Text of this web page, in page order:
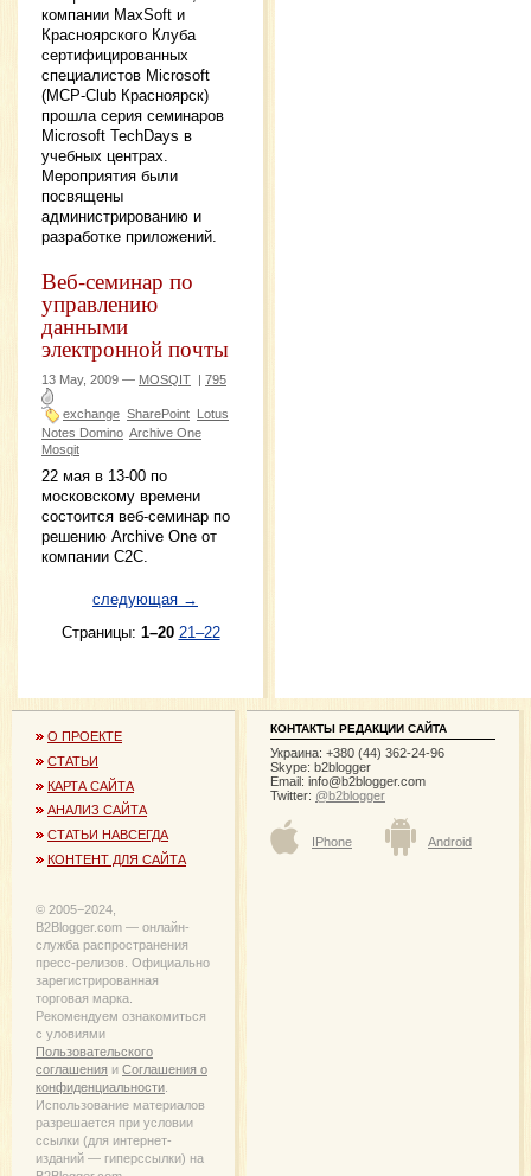
компании MaxSoft и
Красноярского Клуба
сертифицированных
специалистов Microsoft
(MCP-Club Красноярск)
прошла серия семинаров
Microsoft TechDays в
учебных центрах.
Мероприятия были
посвящены
администрированию и
разработке приложений.
Веб-семинар по
управлению
данными
электронной почты
13 May, 2009 — MOSQIT 795
exchange SharePoint
Lotus
Notes Domino Archive One
Mosqit
22 мая в 13-00 по
московскому времени
состоится веб-семинар по
решению Archive One от
компании C2C.
следующая →
Страницы: 1–20 21–22
О ПРОЕКТЕ
СТАТЬИ
КАРТА САЙТА
АНАЛИЗ САЙТА
СТАТЬИ НАВСЕГДА
КОНТЕНТ ДЛЯ САЙТА
© 2005−2024,
B2Blogger.com — онлайн-
служба распространения
пресс-релизов. Официально
зарегистрированная
торговая марка.
Рекомендуем ознакомиться
с уловиями
Пользовательского
соглашения и Соглашения о
конфиденциальности
Использование материалов
разрешается при условии
ссылки (для интернет-
изданий — гиперссылки) на
КОНТАКТЫ РЕДАКЦИИ САЙТА
Украина: +380 (44) 362-24-96
Skype: b2blogger
Email: info@b2blogger.com
Twitter: @b2blogger
IPhone Android